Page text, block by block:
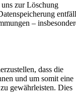
zur Löschung
–
dass die
und um somit eine
gewährleisten. Dies